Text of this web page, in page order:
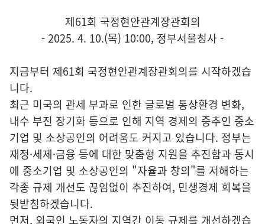
제61회 국정현안관계장관회의
- 2025. 4. 10.(목) 10:00, 정부서울청사 -
지금부터 제61회 국정현안관계장관회의를 시작하겠습
니다.
최근 미국의 관세 부과로 인한 글로벌 통상환경 변화,
내수 부진 장기화 등으로 인해 지역 경제의 중추인 중소
기업 및 소상공인의 어려움도 커지고 있습니다. 정부는
재정·세제·금융 등에 대한 맞춤형 지원을 추진함과 동시
에 중소기업 및 소상공인의 "자율과 창의"를 저해하는
각종 규제 개선도 끊임없이 추진하여, 민생경제 회복을
뒷받침하겠습니다.
먼저, 외국인 노동자의 지역간 이동 규제를 개선하겠습